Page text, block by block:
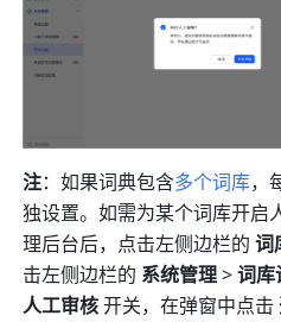
注：如果词典包含多个词库，
独设置。如需为某个词库开启
理后台后，点击左侧边栏的 词
击左侧边栏的 系统管理 > 词库
人工审核 开关，在弹窗中点击